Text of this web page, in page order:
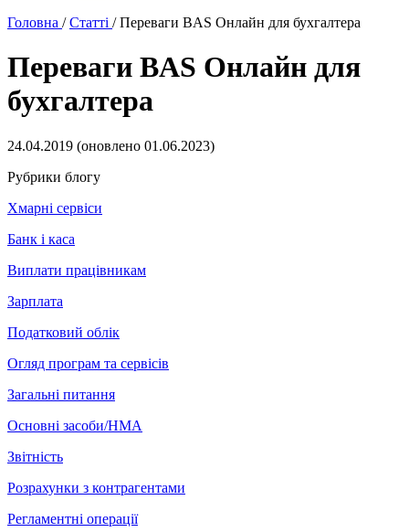
Головна / Статті / Переваги BAS Онлайн для бухгалтера
Переваги BAS Онлайн для
бухгалтера
24.04.2019 (оновлено 01.06.2023)
Рубрики блогу
Хмарні сервіси
Банк і каса
Виплати працівникам
Зарплата
Податковий облік
Огляд програм та сервісів
Загальні питання
Основні засоби/НМА
Звітність
Розрахунки з контрагентами
Регламентні операції